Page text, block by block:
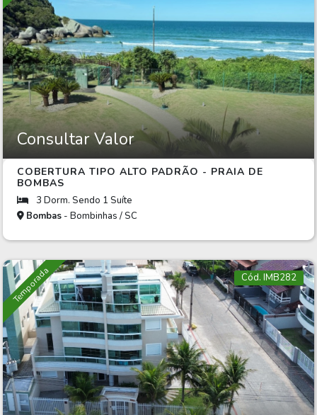
Consultar Valor
COBERTURA TIPO ALTO PADRÃO - PRAIA DE
BOMBAS
3 Dorm. Sendo 1 Suíte
Bombas - Bombinhas / SC
Temporada Cód. IMB282